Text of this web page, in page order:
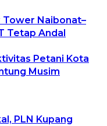
Tower Naibonat–
Tetap Andal
Petani Kota
Musim
PLN Kupang